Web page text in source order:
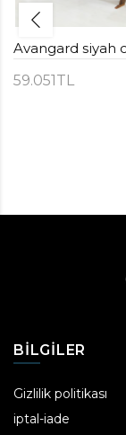
59.051TL
BILGILER
Gizlilik politikası
iptal-iade